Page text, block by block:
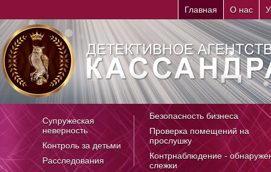
Главная О нас
Супружеская
неверность
Контроль за детьми
Расследования
Безопасность бизнеса
Проверка помещений на
прослушку
Контрнаблюдение -
слежки